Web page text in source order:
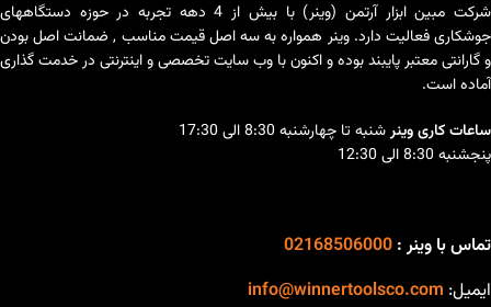
شرکت مبین ابزار آرتمن (وینر) با بیش از 4 دهه تجربه در حوزه دستگاههای
جوشکاری فعالیت دارد. وینر همواره به سه اصل قیمت مناسب , ضمانت اصل بودن
و گارانتی معتبر پایبند بوده و اکنون با وب سایت تخصصی و اینترنتی در خدمت گذاری
آماده است.
ساعات کاری وینرشنبه تا چهارشنبه 8:30 الی 17:30
پنجشنبه 8:30 الی 12:30
تماس با وینر : 02168506000
ایمیل: info@winnertoolsco.com